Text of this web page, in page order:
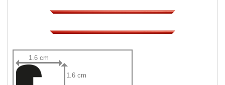
1.6 cm
1.6 cm